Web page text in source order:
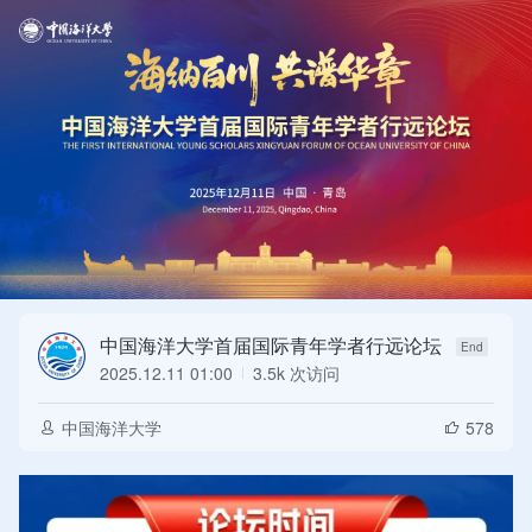
中国海洋大学首届国际青年学者行远论坛
2025.12.11 01:00 3.5k 次访问
中国海洋大学 578